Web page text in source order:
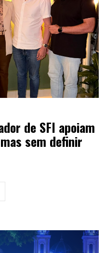
de SFI apoiam
sem definir